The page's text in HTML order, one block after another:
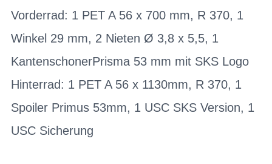
Vorderrad: 1 PET A 56 x 700 mm, R 370, 1
Winkel 29 mm, 2 Nieten Ø 3,8 x 5,5, 1
KantenschonerPrisma 53 mm mit SKS Logo
Hinterrad: 1 PET A 56 x 1130mm, R 370, 1
Spoiler Primus 53mm, 1 USC SKS Version, 1
USC Sicherung